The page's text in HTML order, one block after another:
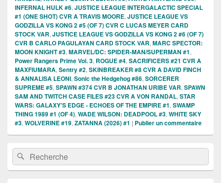
INFERNAL HULK #6, JUSTICE LEAGUE INTERGALACTIC SPECIAL
#1 (ONE SHOT) CVR A TRAVIS MOORE, JUSTICE LEAGUE VS
GODZILLA VS KONG 2 #5 (OF 7) CVR C LUCAS MEYER CARD
STOCK VAR, JUSTICE LEAGUE VS GODZILLA VS KONG 2 #6 (OF 7)
CVR B CARLO PAGULAYAN CARD STOCK VAR, MARC SPECTOR:
MOON KNIGHT #3, MARVEL/DC: SPIDER-MAN/SUPERMAN #1,
Power Rangers Prime Vol. 3, ROGUE #4, SACRIFICERS #21 CVR A
MAXFIUMARA, Sentry #2, SKINBREAKER #8 CVR A DAVID FINCH
& ANNALISA LEONI, Sonic the Hedgehog #86, SORCERER
SUPREME #5, SPAWN #374 CVR B JONATHAN URIBE VAR, SPAWN
SAM AND TWITCH CASE FILES #23 CVR A VON RANDAL, STAR
WARS: GALAXY'S EDGE - ECHOES OF THE EMPIRE #1, SWAMP
THING 1989 #1 (OF 4), WADE WILSON: DEADPOOL #3, WHITE SKY
#3, WOLVERINE #19, ZATANNA (2026) #1 | Publier un commentaire
Zone
principale
de
widget
Recherche :Rechercher